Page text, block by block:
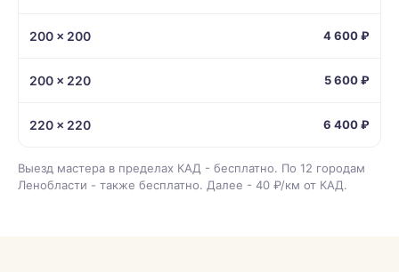
200 × 200 4 600 ₽
200 × 220 5 600 ₽
220 × 220 6 400 ₽
Выезд мастера в пределах КАД - бесплатно. По 12 городам
Ленобласти - также бесплатно. Далее - 40 ₽/км от КАД.